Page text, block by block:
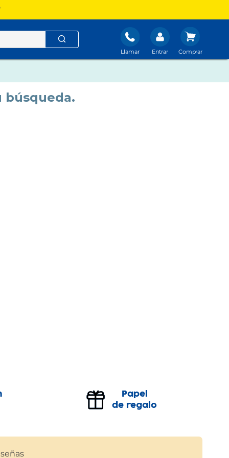
Llamar Entrar
búsqueda.
Papel
de regalo